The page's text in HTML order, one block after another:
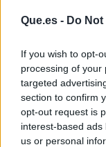
Que.es - Do
If you wish to opt-
processing of your
targeted
section to confirm
opt-out request is
interest-based
us or personal